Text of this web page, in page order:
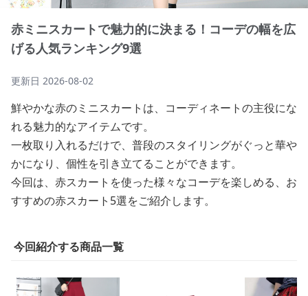
赤ミニスカートで魅力的に決まる！コーデの幅を広
げる人気ランキング9選
更新日 2026-08-02
鮮やかな赤のミニスカートは、コーディネートの主役にな
れる魅力的なアイテムです。
一枚取り入れるだけで、普段のスタイリングがぐっと華や
かになり、個性を引き立てることができます。
今回は、赤スカートを使った様々なコーデを楽しめる、お
すすめの赤スカート5選をご紹介します。
今回紹介する商品一覧